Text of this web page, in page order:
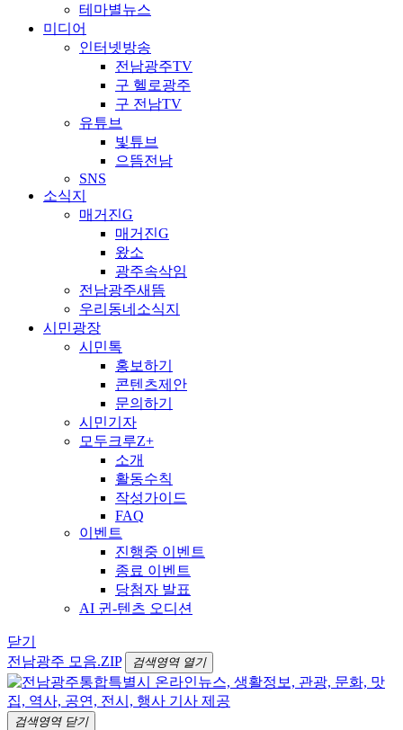
테마별뉴스
미디어
인터넷방송
전남광주TV
구 헬로광주
구 전남TV
유튜브
빛튜브
으뜸전남
SNS
소식지
매거진G
매거진G
왔소
광주속삭임
전남광주새뜸
우리동네소식지
시민광장
시민톡
홍보하기
콘텐츠제안
문의하기
시민기자
모두크루Z+
소개
활동수칙
작성가이드
FAQ
이벤트
진행중 이벤트
종료 이벤트
당첨자 발표
AI 귄-텐츠 오디션
닫기
전남광주 모음.ZIP
검색영역 열기
검색영역 닫기